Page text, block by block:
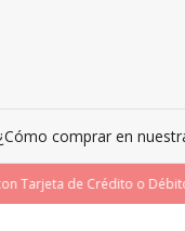
comprar en
de Crédito o Débito